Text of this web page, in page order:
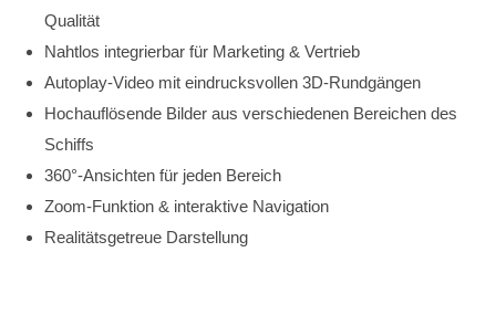
Qualität
Nahtlos integrierbar für Marketing & Vertrieb
Autoplay-Video mit eindrucksvollen 3D-Rundgängen
Hochauflösende Bilder aus verschiedenen Bereichen des
Schiffs
360°-Ansichten für jeden Bereich
Zoom-Funktion & interaktive Navigation
Realitätsgetreue Darstellung